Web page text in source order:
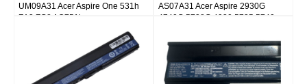
UM09A31 Acer Aspire One 531h
ZA3 ZG8 AO751h
AS07A31 Acer Aspire 2930G
4740G 5738G 4930 5735 5740